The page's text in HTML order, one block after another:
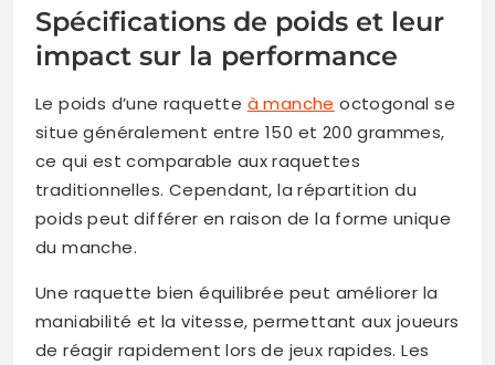
Spécifications de poids et leur
impact sur la performance
Le poids d’une raquette à manche octogonal se
situe généralement entre 150 et 200 grammes,
ce qui est comparable aux raquettes
traditionnelles. Cependant, la répartition du
poids peut différer en raison de la forme unique
du manche.
Une raquette bien équilibrée peut améliorer la
maniabilité et la vitesse, permettant aux joueurs
de réagir rapidement lors de jeux rapides. Les